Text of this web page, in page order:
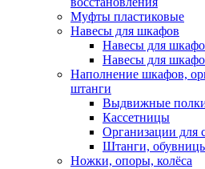
Муфты пластиковые
Навесы для шкафов
Навесы для
Навесы для
Наполнение шкафов,
штанги
Выдвижные
Кассетницы
Организации для
Штанги,
Ножки, опоры, колёса